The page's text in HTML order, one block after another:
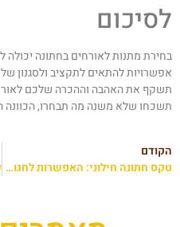
מתנות לאורחים בחתונה יכולה
להתאים לתקציב ולסגנון
את האהבה וההכרה שלכם
שלא משנה מה תבחרו, הכוונה
טקס חתונה חילוני: האפשרות לחגוג את האהבה בדרך שלכם